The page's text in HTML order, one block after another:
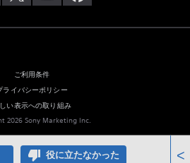
ご利用条件
ライバシーポリシー
い表示への取り組み
2026 Sony Marketing Inc.
thumb_down 役に立たなかった <